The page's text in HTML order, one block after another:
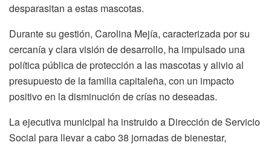
desparasitan a estas mascotas.
Durante su gestión, Carolina Mejía, caracterizada por su
cercanía y clara visión de desarrollo, ha impulsado una
política pública de protección a las mascotas y alivio al
presupuesto de la familia capitaleña, con un impacto
positivo en la disminución de crías no deseadas.
La ejecutiva municipal ha instruido a Dirección de Servicio
Social para llevar a cabo 38 jornadas de bienestar,